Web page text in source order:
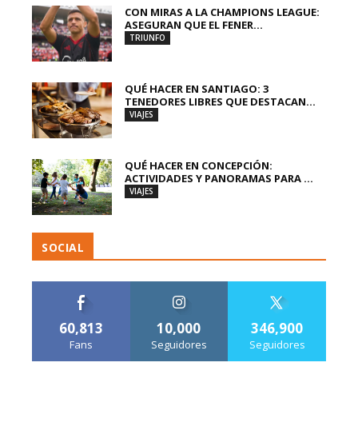
CON MIRAS A LA CHAMPIONS LEAGUE:
ASEGURAN QUE EL FENER...
TRIUNFO
QUÉ HACER EN SANTIAGO: 3
TENEDORES LIBRES QUE DESTACAN...
VIAJES
QUÉ HACER EN CONCEPCIÓN:
ACTIVIDADES Y PANORAMAS PARA ...
VIAJES
SOCIAL
60,813
Fans
10,000
Seguidores
346,900
Seguidores